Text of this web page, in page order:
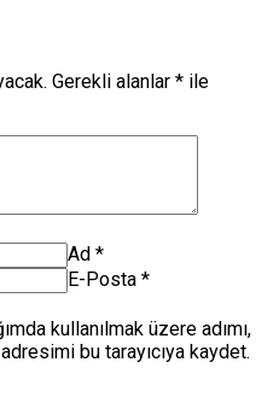
Gerekli alanlar * ile
Ad *
E-Posta *
kullanılmak üzere adımı,
bu tarayıcıya kaydet.